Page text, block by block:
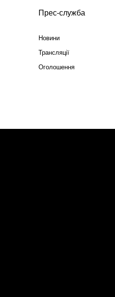
Прес-служба
Новини
Трансляції
Оголошення